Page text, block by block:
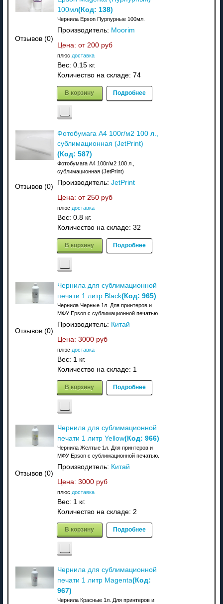
Отзывов (0)
100мл(Код: 138)
Чернила Epson Пурпурные 100мл.
Производитель: Moorim
Цена: от 200 руб
плюс доставка
Вес: 0.15 кг.
Количество на складе: 74
В корзину Подробнее
Отзывов (0)
Фотобумага A4 100г/м2 100 л.,
сублимационная (JetPrint)
(Код: 587)
Фотобумага A4 100г/м2 100 л.,
сублимационная (JetPrint)
Производитель: JetPrint
Цена: от 250 руб
плюс доставка
Вес: 0.8 кг.
Количество на складе: 32
В корзину Подробнее
Отзывов (0)
Чернила для сублимационной
печати 1 литр Black(Код: 965)
Чернила Черные 1л. Для принтеров и
МФУ Epson с сублимационной печатью.
Производитель: Китай
Цена: 3000 руб
плюс доставка
Вес: 1 кг.
Количество на складе: 1
В корзину Подробнее
Отзывов (0)
Чернила для сублимационной
печати 1 литр Yellow(Код: 966)
Чернила Желтые 1л. Для принтеров и
МФУ Epson с сублимационной печатью.
Производитель: Китай
Цена: 3000 руб
плюс доставка
Вес: 1 кг.
Количество на складе: 2
В корзину Подробнее
Чернила для сублимационной
печати 1 литр Magenta(Код:
967)
Чернила Красные 1л. Для принтеров и